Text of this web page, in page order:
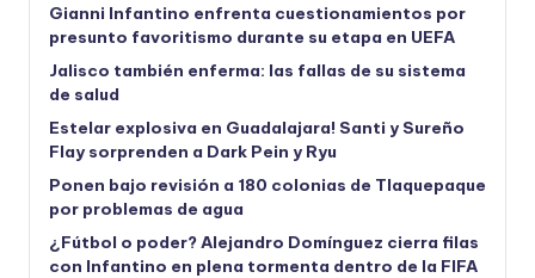
Gianni Infantino enfrenta cuestionamientos por
presunto favoritismo durante su etapa en UEFA
Jalisco también enferma: las fallas de su sistema
de salud
Estelar explosiva en Guadalajara! Santi y Sureño
Flay sorprenden a Dark Pein y Ryu
Ponen bajo revisión a 180 colonias de Tlaquepaque
por problemas de agua
¿Fútbol o poder? Alejandro Domínguez cierra filas
con Infantino en plena tormenta dentro de la FIFA